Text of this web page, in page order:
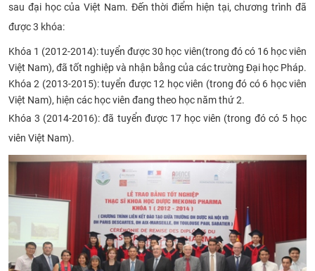
sau đại học của Việt Nam. Đến thời điểm hiện tại, chương trình đã
được 3 khóa:
Khóa 1 (2012-2014): tuyển được 30 học viên(trong đó có 16 học viên
Việt Nam), đã tốt nghiệp và nhận bằng của các trường Đại học Pháp.
Khóa 2 (2013-2015): tuyển được 12 học viên (trong đó có 6 học viên
Việt Nam), hiện các học viên đang theo học năm thứ 2.
Khóa 3 (2014-2016): đã tuyển được 17 học viên (trong đó có 5 học
viên Việt Nam).